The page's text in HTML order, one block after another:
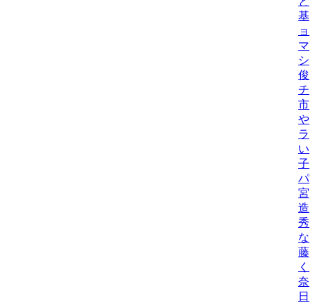
基
ョ
マ
シ
俊
チ
市
や
ラ
い
子/
パ
宮
造/
秀
な
藤
く
奈
日